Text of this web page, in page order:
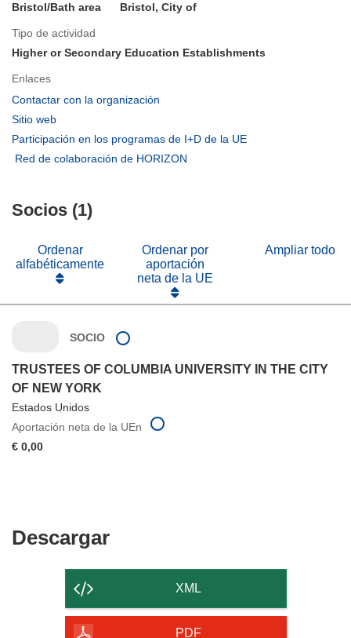
Bristol/Bath area
Bristol, City of
Tipo de actividad
Higher or Secondary Education Establishments
Enlaces
Contactar con la organización
en
nueva
Sitio web
abrirá
en
ventana)
Participación en los programas de I+D de la UE
Red de colaboración de HORIZON
Socios (1)
Ordenar
alfabéticamente
Ordenar por
aportación
neta de la UE
Ampliar todo
SOCIO
TRUSTEES OF COLUMBIA UNIVERSITY IN THE CITY
OF NEW YORK
Estados Unidos
Aportación neta de la UEn
€ 0,00
DescargarDescargar
contenido
de
XML
PDF